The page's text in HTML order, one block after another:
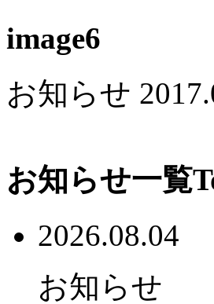
image6
お知らせ
お知らせ一覧
2026.08.04
お知らせ